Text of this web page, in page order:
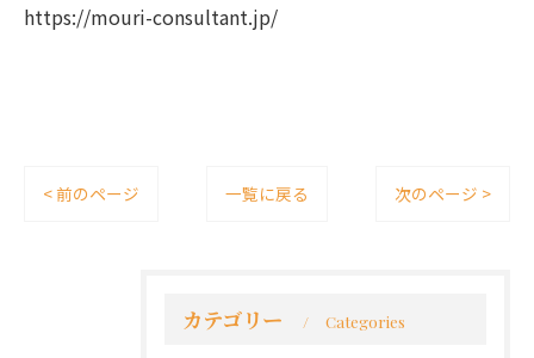
https://mouri-consultant.jp/
< 前のページ 一覧に戻る 次のページ >
カテゴリー Categories